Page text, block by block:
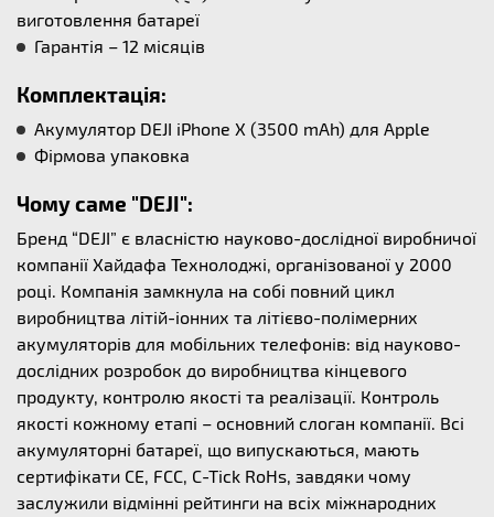
виготовлення батареї
Гарантія – 12 місяців
Комплектація:
Акумулятор DEJI iPhone X (3500 mAh) для Apple
Фірмова упаковка
Чому саме "DEJI":
Бренд “DEJI” є власністю науково-дослідної виробничої
компанії Хайдафа Технолоджі, організованої у 2000
році. Компанія замкнула на собі повний цикл
виробництва літій-іонних та літієво-полімерних
акумуляторів для мобільних телефонів: від науково-
дослідних розробок до виробництва кінцевого
продукту, контролю якості та реалізації. Контроль
якості кожному етапі – основний слоган компанії. Всі
акумуляторні батареї, що випускаються, мають
сертифікати CE, FCC, C-Tick RoHs, завдяки чому
заслужили відмінні рейтинги на всіх міжнародних